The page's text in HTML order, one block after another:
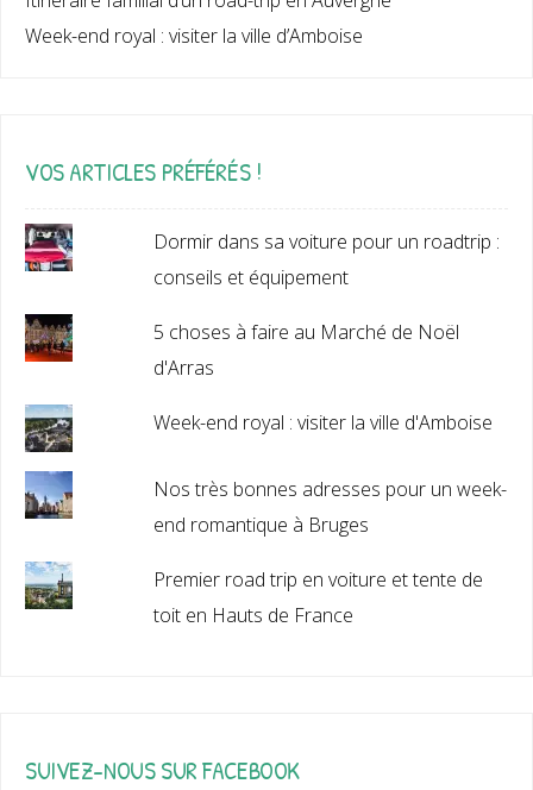
Week-end royal : visiter la ville d’Amboise
VOS ARTICLES PRÉFÉRÉS !
Dormir dans sa voiture pour un roadtrip :
conseils et équipement
5 choses à faire au Marché de Noël
d'Arras
Week-end royal : visiter la ville d'Amboise
Nos très bonnes adresses pour un week-
end romantique à Bruges
Premier road trip en voiture et tente de
toit en Hauts de France
SUIVEZ-NOUS SUR FACEBOOK